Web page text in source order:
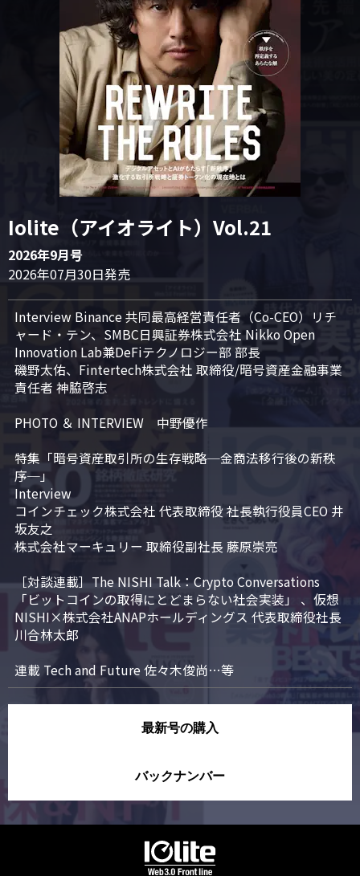
Iolite（アイオライト）Vol.21
2026年9月号
2026年07月30日発売
Interview Binance 共同最高経営責任者（Co-CEO）リチ
ャード・テン、SMBC日興証券株式会社 Nikko Open
Innovation Lab兼DeFiテクノロジー部 部長
磯野太佑、Fintertech株式会社 取締役/暗号資産金融事業
責任者 神脇啓志
PHOTO ＆ INTERVIEW　中野優作
特集「暗号資産取引所の生存戦略─金商法移行後の新秩
序─」
Interview
コインチェック株式会社 代表取締役 社長執行役員CEO 井
坂友之
株式会社マーキュリー 取締役副社長 藤原崇亮
［対談連載］The NISHI Talk：Crypto Conversations
「ビットコインの取得にとどまらない社会実装」 、仮想
NISHI×株式会社ANAPホールディングス 代表取締役社長
川合林太郎
連載 Tech and Future 佐々木俊尚…等
最新号の購入
バックナンバー